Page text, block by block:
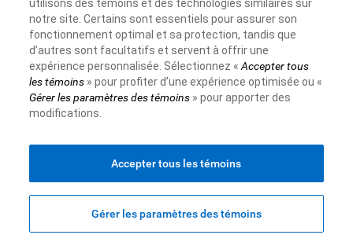
Notre compagnie
Notre impact
Présenter une demande de financement
Site Web de la Banque Royale du Canada,
utilisons des témoins et des technologies similaires sur
notre site. Certains sont essentiels pour assurer son
fonctionnement optimal et sa protection, tandis que
d’autres sont facultatifs et servent à offrir une
expérience personnalisée. Sélectionnez « Accepter tous
les témoins» pour profiter d’une expérience optimisée ou «
Gérer les paramètres des témoins» pour apporter des
modifications.
Gérer les paramètres des témoins
Accepter tous les témoins